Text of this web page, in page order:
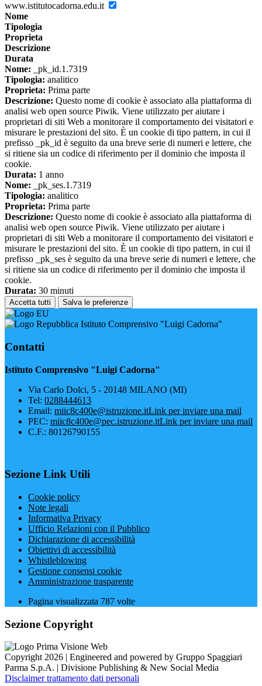
www.istitutocadorna.edu.it
Nome
Tipologia
Proprieta
Descrizione
Durata
Nome: _pk_id.1.7319
Tipologia: analitico
Proprieta: Prima parte
Descrizione: Questo nome di cookie è associato alla piattaforma di
analisi web open source Piwik. Viene utilizzato per aiutare i
proprietari di siti Web a monitorare il comportamento dei visitatori e
misurare le prestazioni del sito. È un cookie di tipo pattern, in cui il
prefisso _pk_id è seguito da una breve serie di numeri e lettere, che
si ritiene sia un codice di riferimento per il dominio che imposta il
cookie.
Durata: 1 anno
Nome: _pk_ses.1.7319
Tipologia: analitico
Proprieta: Prima parte
Descrizione: Questo nome di cookie è associato alla piattaforma di
analisi web open source Piwik. Viene utilizzato per aiutare i
proprietari di siti Web a monitorare il comportamento dei visitatori e
misurare le prestazioni del sito. È un cookie di tipo pattern, in cui il
prefisso _pk_ses è seguito da una breve serie di numeri e lettere, che
si ritiene sia un codice di riferimento per il dominio che imposta il
cookie.
Durata: 30 minuti
Accetta tutti Salva le preferenze
Istituto Comprensivo "Luigi Cadorna"
Contatti
Istituto Comprensivo "Luigi Cadorna"
Via Carlo Dolci, 5 - 20148 MILANO (MI)
Tel: 0288444613
Email: miic8c400e@istruzione.itLink per inviare una mail
PEC: miic8c400e@pec.istruzione.itLink per inviare una mail
C.F.: 80126790155
Sezione Link Utili
Cookie policy
Note legali
Informativa Privacy
Ufficio Relazioni con il Pubblico
Dichiarazione di accessibilità
Obiettivi di accessibilità
Whistleblowing
Gestione consensi cookie
Amministrazione trasparente
Pagina visualizzata 787 volte
Sezione Copyright
Copyright 2026 | Engineered and powered by Gruppo Spaggiari
Parma S.p.A. | Divisione Publishing & New Social Media
Disclaimer trattamento dati personali